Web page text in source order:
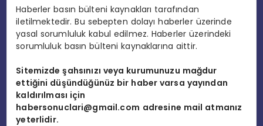
SIYASET
TEKNOLOJI
EĞITIM
MAGAZIN
Haberler basın bülteni kaynakları tarafından
iletilmektedir. Bu sebepten dolayı haberler üzerinde
yasal sorumluluk kabul edilmez. Haberler üzerindeki
sorumluluk basın bülteni kaynaklarına aittir.
Sitemizde şahsınızı veya kurumunuzu mağdur
ettiğini düşündüğünüz bir haber varsa yayından
kaldırılması için
habersonuclari@gmail.com adresine mail atmanız
yeterlidir.